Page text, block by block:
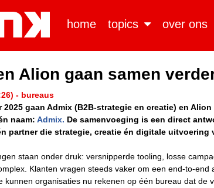
home topics over ons
Alion gaan samen
- bureaus
2025 gaan Admix (B2B-strategie en creatie) en
naam: Admix. De samenvoeging is een direct
partner die strategie, creatie én digitale
staan onder druk: versnipperde tooling, losse
Klanten vragen steeds vaker om een end-to-end
kunnen organisaties nu rekenen op één bureau dat de